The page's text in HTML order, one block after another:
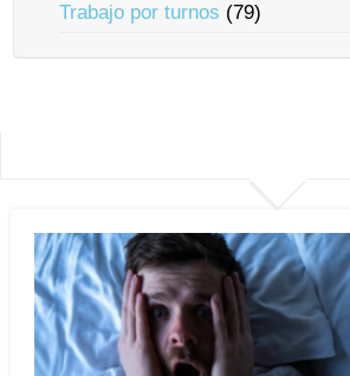
Trabajo por turnos (79)